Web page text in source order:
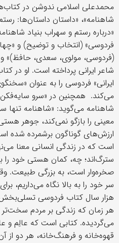
محمدعلی اسلامی ندوشن در
شاهنامه»، «داستان داستان‌ها:
«درباره رستم و سهراب بنیاد
ف‍ردوس‍ی» (ان‍ت‍خ‍اب و ت‍وض‍ی‍ح) و
(ف‍ردوس‍ی، م‍ول‍وی، س‍ع‍دی، ح‍اف‍ظ)»
شاعر ایرانی پرداخته است. او در
ایرانی» فردوسی‌ را به‌ عنوان‌
می‌کند. همچنین در «سرو
شاهنامه‌ می‌گوید: «شاهنامه‌ تنها
معینی را بازگو نمی‌کند، جوهر
ارزش‌های‌ گوناگون‌ برشمرده‌ شده‌
است‌ که‌ در زندگی‌ انسانی‌ معنا
سترگ‌اند؛ چه‌، کمان‌ هستی‌ خود
صخره‌وار است‌، به‌ بزرگی‌ طبیعت‌.
سر خود را به‌ بالا نگاه‌ می‌داریم‌،
هزار سال‌ کتاب‌ فردوسی‌ تسلی‌بخش‌
هر زمان‌ که‌ زندگی بر مردم‌
می‌گردیده‌. کتابی است‌ که‌ عالِم‌ و
قهوه‌خانه‌ و فرهنگ‌خانه‌، هر دو از